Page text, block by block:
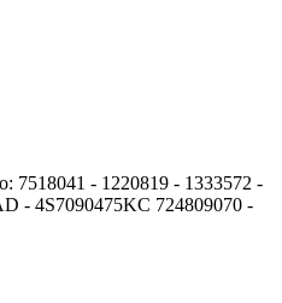
7518041 - 1220819 - 1333572 -
- 4S7090475KC 724809070 -